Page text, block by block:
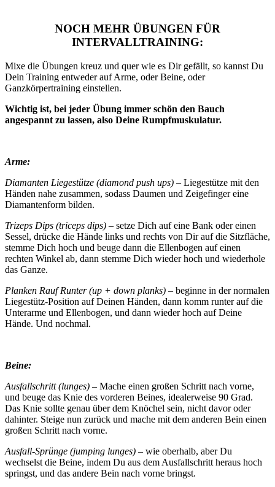
NOCH MEHR ÜBUNGEN FÜR
INTERVALLTRAINING:
Mixe die Übungen kreuz und quer wie es Dir gefällt, so kannst Du
Dein Training entweder auf Arme, oder Beine, oder
Ganzkörpertraining einstellen.
Wichtig ist, bei jeder Übung immer schön den Bauch
angespannt zu lassen, also Deine Rumpfmuskulatur.
Arme:
Diamanten Liegestütze (diamond push ups) – Liegestütze mit den
Händen nahe zusammen, sodass Daumen und Zeigefinger eine
Diamantenform bilden.
Trizeps Dips (triceps dips) – setze Dich auf eine Bank oder einen
Sessel, drücke die Hände links und rechts von Dir auf die Sitzfläche,
stemme Dich hoch und beuge dann die Ellenbogen auf einen
rechten Winkel ab, dann stemme Dich wieder hoch und wiederhole
das Ganze.
Planken Rauf Runter (up + down planks) – beginne in der normalen
Liegestütz-Position auf Deinen Händen, dann komm runter auf die
Unterarme und Ellenbogen, und dann wieder hoch auf Deine
Hände. Und nochmal.
Beine:
Ausfallschritt (lunges) – Mache einen großen Schritt nach vorne,
und beuge das Knie des vorderen Beines, idealerweise 90 Grad.
Das Knie sollte genau über dem Knöchel sein, nicht davor oder
dahinter. Steige nun zurück und mache mit dem anderen Bein einen
großen Schritt nach vorne.
Ausfall-Sprünge (jumping lunges) – wie oberhalb, aber Du
wechselst die Beine, indem Du aus dem Ausfallschritt heraus hoch
springst, und das andere Bein nach vorne bringst.